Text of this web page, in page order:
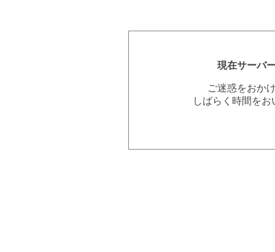
現在サーバ
ご迷惑をおか
しばらく時間を